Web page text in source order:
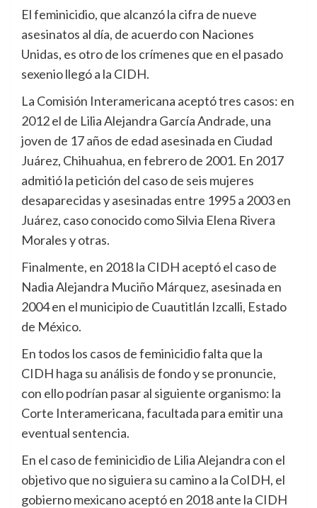
El feminicidio, que alcanzó la cifra de nueve
asesinatos al día, de acuerdo con Naciones
Unidas, es otro de los crímenes que en el pasado
sexenio llegó a la CIDH.
La Comisión Interamericana aceptó tres casos: en
2012 el de Lilia Alejandra García Andrade, una
joven de 17 años de edad asesinada en Ciudad
Juárez, Chihuahua, en febrero de 2001. En 2017
admitió la petición del caso de seis mujeres
desaparecidas y asesinadas entre 1995 a 2003 en
Juárez, caso conocido como Silvia Elena Rivera
Morales y otras.
Finalmente, en 2018 la CIDH aceptó el caso de
Nadia Alejandra Muciño Márquez, asesinada en
2004 en el municipio de Cuautitlán Izcalli, Estado
de México.
En todos los casos de feminicidio falta que la
CIDH haga su análisis de fondo y se pronuncie,
con ello podrían pasar al siguiente organismo: la
Corte Interamericana, facultada para emitir una
eventual sentencia.
En el caso de feminicidio de Lilia Alejandra con el
objetivo que no siguiera su camino a la CoIDH, el
gobierno mexicano aceptó en 2018 ante la CIDH